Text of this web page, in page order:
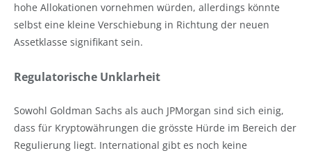
hohe Allokationen vornehmen würden, allerdings könnte
selbst eine kleine Verschiebung in Richtung der neuen
Assetklasse signifikant sein.
Regulatorische Unklarheit
Sowohl Goldman Sachs als auch JPMorgan sind sich einig,
dass für Kryptowährungen die grösste Hürde im Bereich der
Regulierung liegt. International gibt es noch keine